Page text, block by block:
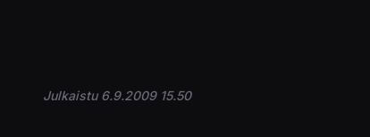
Julkaistu 6.9.2009 15.50